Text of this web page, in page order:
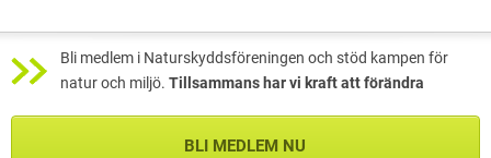
Bli medlem i Naturskyddsföreningen och stöd kampen för
natur och miljö. Tillsammans har vi kraft att förändra
BLI MEDLEM NU